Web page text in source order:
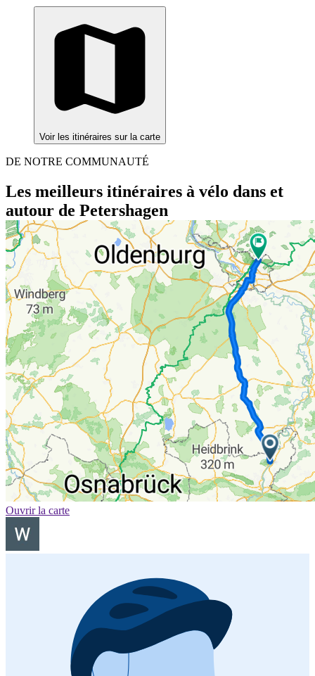
Voir les itinéraires sur la carte
DE NOTRE COMMUNAUTÉ
Les meilleurs itinéraires à vélo dans et
autour de Petershagen
Ouvrir la carte